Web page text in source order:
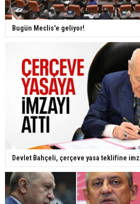
Bugün Meclis'e geliyor!
Devlet Bahçeli, çerçeve yasa teklifine